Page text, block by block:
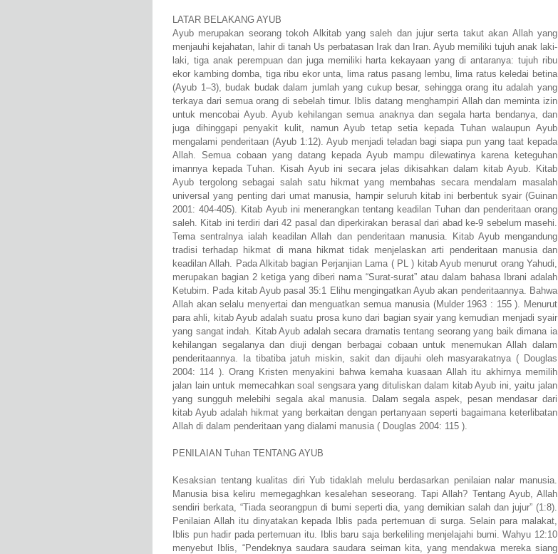
LATAR BELAKANG AYUB
Ayub merupakan seorang tokoh Alkitab yang saleh dan jujur serta takut akan Allah yang
menjauhi kejahatan, lahir di tanah Us perbatasan Irak dan Iran. Ayub memiliki tujuh anak laki-
laki, tiga anak perempuan dan juga memiliki harta kekayaan yang di antaranya: tujuh ribu
ekor kambing domba, tiga ribu ekor unta, lima ratus pasang lembu, lima ratus keledai betina
(Ayub 1–3), budak budak dalam jumlah yang cukup besar, sehingga orang itu adalah yang
terkaya dari semua orang di sebelah timur. Iblis datang menghampiri Allah dan meminta izin
untuk mencobai Ayub. Ayub kehilangan semua anaknya dan segala harta bendanya, dan
juga dihinggapi penyakit kulit, namun Ayub tetap setia kepada Tuhan walaupun Ayub
mengalami penderitaan (Ayub 1:12). Ayub menjadi teladan bagi siapa pun yang taat kepada
Allah. Semua cobaan yang datang kepada Ayub mampu dilewatinya karena keteguhan
imannya kepada Tuhan. Kisah Ayub ini secara jelas dikisahkan dalam kitab Ayub. Kitab
Ayub tergolong sebagai salah satu hikmat yang membahas secara mendalam masalah
universal yang penting dari umat manusia, hampir seluruh kitab ini berbentuk syair (Guinan
2001: 404-405). Kitab Ayub ini menerangkan tentang keadilan Tuhan dan penderitaan orang
saleh. Kitab ini terdiri dari 42 pasal dan diperkirakan berasal dari abad ke-9 sebelum masehi.
Tema sentralnya ialah keadilan Allah dan penderitaan manusia. Kitab Ayub mengandung
tradisi terhadap hikmat di mana hikmat tidak menjelaskan arti penderitaan manusia dan
keadilan Allah. Pada Alkitab bagian Perjanjian Lama ( PL ) kitab Ayub menurut orang Yahudi,
merupakan bagian 2 ketiga yang diberi nama “Surat-surat” atau dalam bahasa Ibrani adalah
Ketubim. Pada kitab Ayub pasal 35:1 Elihu mengingatkan Ayub akan penderitaannya. Bahwa
Allah akan selalu menyertai dan menguatkan semua manusia (Mulder 1963 : 155 ). Menurut
para ahli, kitab Ayub adalah suatu prosa kuno dari bagian syair yang kemudian menjadi syair
yang sangat indah. Kitab Ayub adalah secara dramatis tentang seorang yang baik dimana ia
kehilangan segalanya dan diuji dengan berbagai cobaan untuk menemukan Allah dalam
penderitaannya. Ia tibatiba jatuh miskin, sakit dan dijauhi oleh masyarakatnya ( Douglas
2004: 114 ). Orang Kristen menyakini bahwa kemaha kuasaan Allah itu akhirnya memilih
jalan lain untuk memecahkan soal sengsara yang dituliskan dalam kitab Ayub ini, yaitu jalan
yang sungguh melebihi segala akal manusia. Dalam segala aspek, pesan mendasar dari
kitab Ayub adalah hikmat yang berkaitan dengan pertanyaan seperti bagaimana keterlibatan
Allah di dalam penderitaan yang dialami manusia ( Douglas 2004: 115 ).
PENILAIAN Tuhan TENTANG AYUB
Kesaksian tentang kualitas diri Yub tidaklah melulu berdasarkan penilaian nalar manusia.
Manusia bisa keliru memegaghkan kesalehan seseorang. Tapi Allah? Tentang Ayub, Allah
sendiri berkata, “Tiada seorangpun di bumi seperti dia, yang demikian salah dan jujur” (1:8).
Penilaian Allah itu dinyatakan kepada Iblis pada pertemuan di surga. Selain para malakat,
Iblis pun hadir pada pertemuan itu. Iblis baru saja berkeliling menjelajahi bumi. Wahyu 12:10
menyebut Iblis, “Pendeknya saudara saudara seiman kita, yang mendakwa mereka siang